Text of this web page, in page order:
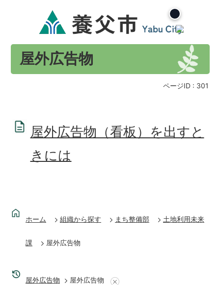
屋外広告物
ページID : 301
屋外広告物（看板）を出すと
きには
ホーム 組織から探す まち整備部 土地利用未来
課 屋外広告物
屋外広告物 屋外広告物